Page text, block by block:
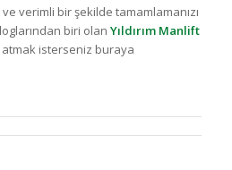
verimli bir şekilde tamamlamanızı
biri olan Yıldırım Manlift
isterseniz buraya